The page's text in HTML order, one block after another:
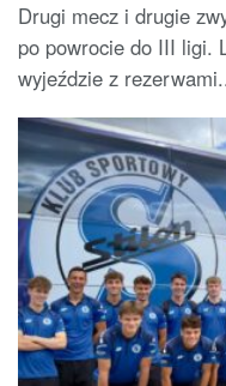
Drugi mecz i drugie
po powrocie do III ligi.
wyjeździe z